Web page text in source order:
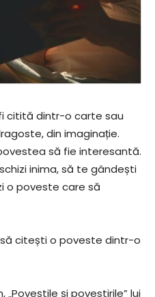
citită dintr-o carte sau
din imaginație.
să fie interesantă.
inima, să te gândești
o poveste care să
citești o poveste dintr-o
„Poveștile și povestirile” lui